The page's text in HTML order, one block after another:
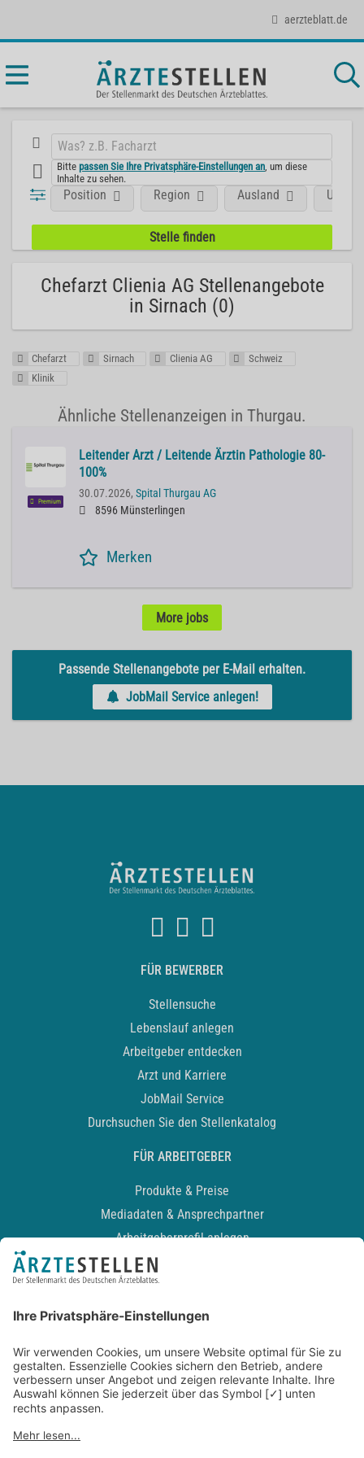
aerzteblatt.de
Bittepassen Sie Ihre Privatsphäre-Einstellungen an , um diese
Inhalte zu sehen.
Position Region Ausland
Chefarzt Clienia AG Stellenangebote
in Sirnach (0)
Chefarzt Sirnach Clienia AG
Schweiz
Klinik
Ähnliche Stellenanzeigen in Thurgau.
Premium
Leitender Arzt / Leitende Ärztin Pathologie 80-
100%
30.07.2026, Spital Thurgau AG
8596 Münsterlingen
Merken
More jobs
Passende Stellenangebote per E-Mail erhalten.
JobMail Service anlegen!
FÜR BEWERBER
Stellensuche
Lebenslauf anlegen
Arbeitgeber entdecken
Arzt und Karriere
JobMail Service
Durchsuchen Sie den Stellenkatalog
FÜR ARBEITGEBER
Produkte & Preise
Mediadaten & Ansprechpartner
Arbeitgeberprofil anlegen
Recruiting-Podcast
Kontakt
Datenschutz
Newsletter